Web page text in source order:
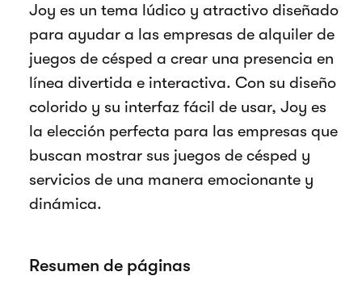
Joy es un tema lúdico y atractivo diseñado
para ayudar a las empresas de alquiler de
juegos de césped a crear una presencia en
línea divertida e interactiva. Con su diseño
colorido y su interfaz fácil de usar, Joy es
la elección perfecta para las empresas que
buscan mostrar sus juegos de césped y
servicios de una manera emocionante y
dinámica.
Resumen de páginas